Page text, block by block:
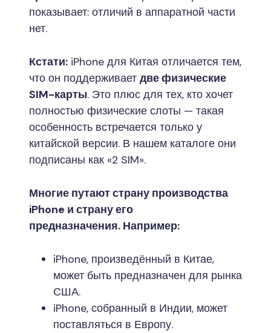
показывает: отличий в аппаратной части
нет.
Кстати: iPhone для Китая отличается тем,
что он поддерживает две физические
SIM-карты. Это плюс для тех, кто хочет
полностью физические слоты — такая
особенность встречается только у
китайской версии. В нашем каталоге они
подписаны как «2 SIM».
Многие путают страну производства
iPhone и страну его
предназначения. Например:
iPhone, произведённый в Китае,
может быть предназначен для рынка
США.
iPhone, собранный в Индии, может
поставляться в Европу.